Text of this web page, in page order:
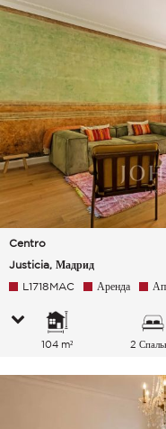
Centro
Justicia, Мадрид
L1718MAC Аренда
104 m² 2